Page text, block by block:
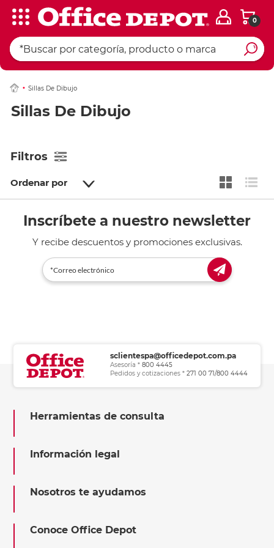
0
Sillas De Dibujo
Sillas De Dibujo
Filtros
Ordenar por
Inscríbete a nuestro newsletter
Y recibe descuentos y promociones exclusivas.
sclientespa@officedepot.com.pa
Asesoría * 800 4445
Pedidos y cotizaciones * 271 00 71/800 4444
Herramientas de consulta
Información legal
Nosotros te ayudamos
Conoce Office Depot